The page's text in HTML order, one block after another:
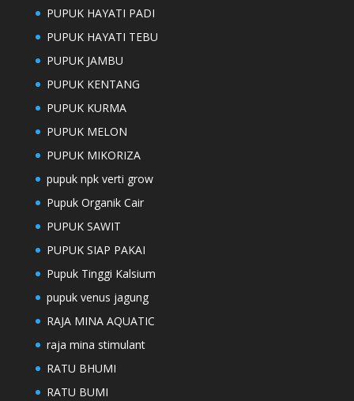
PUPUK HAYATI PADI
PUPUK HAYATI TEBU
PUPUK JAMBU
PUPUK KENTANG
PUPUK KURMA
PUPUK MELON
PUPUK MIKORIZA
pupuk npk verti grow
Pupuk Organik Cair
PUPUK SAWIT
PUPUK SIAP PAKAI
Pupuk Tinggi Kalsium
pupuk venus jagung
RAJA MINA AQUATIC
raja mina stimulant
RATU BHUMI
RATU BUMI